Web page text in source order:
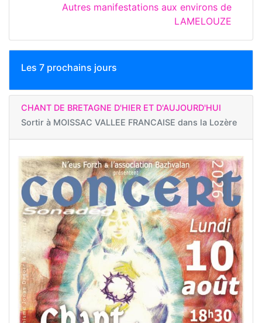
Autres manifestations aux environs de
LAMELOUZE
Les 7 prochains jours
CHANT DE BRETAGNE D'HIER ET D'AUJOURD'HUI
Sortir à MOISSAC VALLEE FRANCAISE dans la Lozère